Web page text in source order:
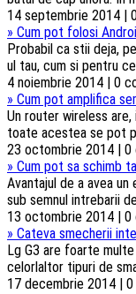
14 septembrie 2014 |
» Cum pot folosi
Probabil ca stii deja,
ul tau, cum si pentru
4 noiembrie 2014 | 0
» Cum pot amplifica
Un router wireless
toate acestea se pot
23 octombrie 2014 | 0
» Cum pot sa schimb
Avantajul de a avea un
sub semnul intrebarii
13 octombrie 2014 | 0
» Cateva smecherii
Lg G3 are foarte
celorlaltor tipuri de
17 decembrie 2014 |